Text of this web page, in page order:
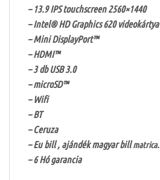
– 13.9 IPS touchscreen 2560×1440
– Intel® HD Graphics 620 videokártya
– Mini DisplayPort™
– HDMI™
– 3 db USB 3.0
– microSD™
– Wifi
– BT
– Ceruza
– Eu bill , ajándék magyar billmatrica.
– 6 Hó garancia